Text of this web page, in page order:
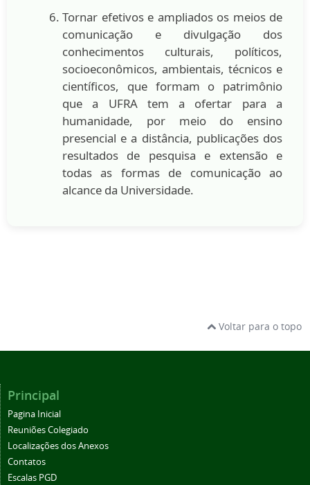
Tornar efetivos e ampliados os meios de
comunicação e divulgação dos
conhecimentos culturais, políticos,
socioeconômicos, ambientais, técnicos e
científicos, que formam o patrimônio
que a UFRA tem a ofertar para a
humanidade, por meio do ensino
presencial e a distância, publicações dos
resultados de pesquisa e extensão e
todas as formas de comunicação ao
alcance da Universidade.
Voltar para o topo
Principal
Pagina Inicial
Reuniões Colegiado
Localizações dos Anexos
Contatos
Escalas PGD